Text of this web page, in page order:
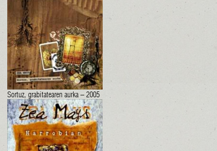
Sortuz, grabitatearen aurka – 2005